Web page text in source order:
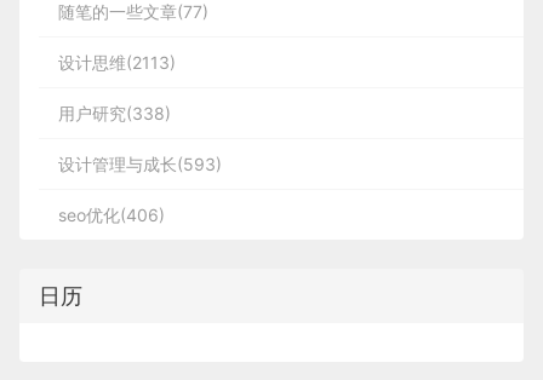
随笔的一些文章(77)
设计思维(2113)
用户研究(338)
设计管理与成长(593)
seo优化(406)
日历